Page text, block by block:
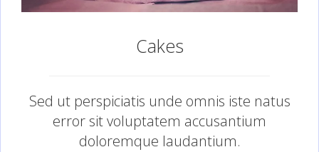
Cakes
Sed ut perspiciatis unde omnis iste natus
error sit voluptatem accusantium
doloremque laudantium.